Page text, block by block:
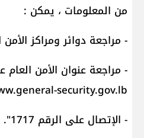
من المعلومات ، يمكن :
- مراجعة دوائر ومراكز الأمن
- مراجعة عنوان الأمن العام
security.gov.lb
- الإتصال على الرقم 1717".